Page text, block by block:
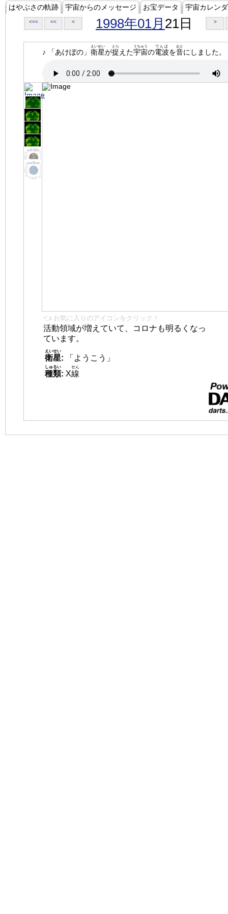
はやぶさの軌跡 宇宙からのメッセージ お宝データ 宇宙カレン
<<< << < 1998年01月 21日 >
♪ 「あけぼの」 衛星
えいせい
が捉
とら
えた宇宙
うちゅう
の電波
でんぱ
を音
おと
にしました。
👈 お気に入りのアイコンをクリック！
活動領域が増えていて、コロナも明るくなっ
ています。
衛星
えいせい
:
「ようこう」
種類
しゅるい
: X線
せん